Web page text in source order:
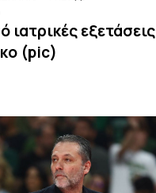
ιατρικές εξετάσεις
(pic)